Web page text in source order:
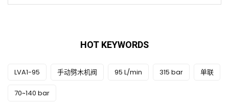
HOT KEYWORDS
LVA1-95 手动劈木机阀 95 L/min 315 bar 单联
70~140 bar